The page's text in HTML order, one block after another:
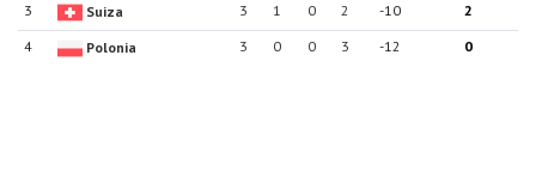
3
Suiza 3 1 0 2 -10
2
4
Polonia 3 0 0 3 -12 0